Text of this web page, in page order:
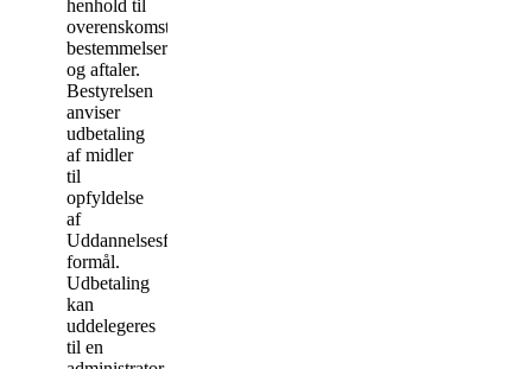
henhold til
overenskomstens
bestemmelser
og aftaler.
Bestyrelsen
anviser
udbetaling
af midler
til
opfyldelse
af
Uddannelsesfondens
formål.
Udbetaling
kan
uddelegeres
til en